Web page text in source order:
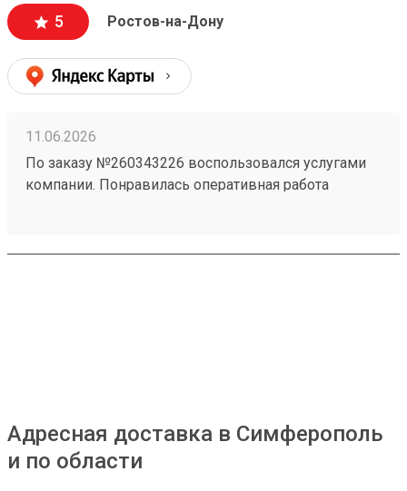
оформлением. Самое главное для нас — это
стопроцентная сохранность груза, коробки всегда
сроки соблюдаются. Рекомендую! (заказ №
260183788)
5 Ростов-на-Дону
11.06.2026
По заказу №260343226 воспользовался услугами
компании. Понравилась оперативная работа
своевременно. Замечаний по доставке нет.
Адресная доставка в Симферополь
и по области